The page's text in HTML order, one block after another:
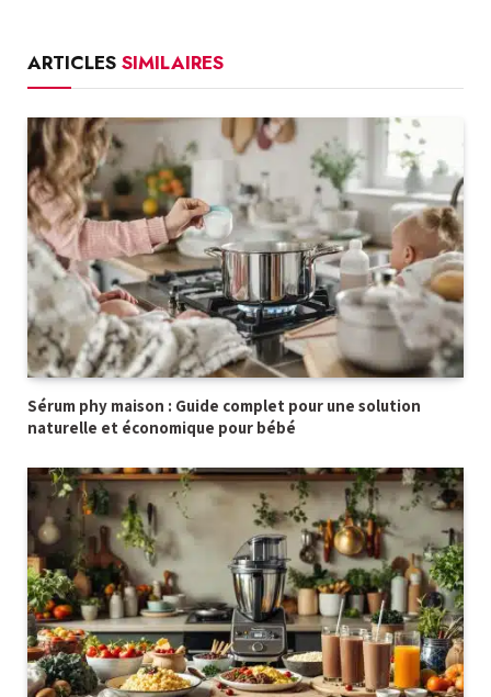
ARTICLES SIMILAIRES
Sérum phy maison : Guide complet pour une solution
naturelle et économique pour bébé